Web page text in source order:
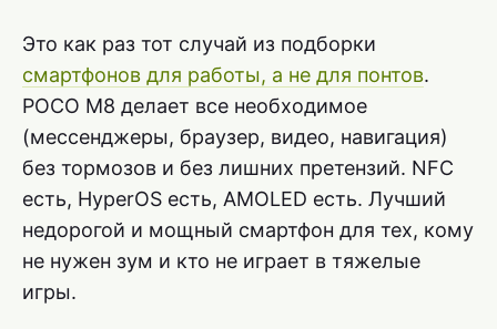
Это как раз тот случай из подборки
смартфонов для работы, а не для понтов.
POCO M8 делает все необходимое
(мессенджеры, браузер, видео, навигация)
без тормозов и без лишних претензий. NFC
есть, HyperOS есть, AMOLED есть. Лучший
недорогой и мощный смартфон для тех, кому
не нужен зум и кто не играет в тяжелые
игры.